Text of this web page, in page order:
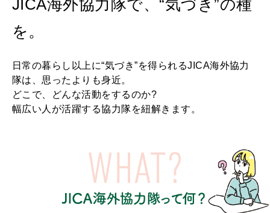
MAGAZINE
特集
2026年7月号「鎌倉 ローカルが 教えてくれた 本当の歩き方。」
2026年6月号「大銀座 トレンドが生まれる 新しい一流店へ。」
MAGAZINE MOOK
JICA海外協力隊で、“気づき”の種
を。
日常の暮らし以上に“気づき”を得られるJICA海外協力
隊は、思ったよりも身近。
どこで、どんな活動をするのか?
幅広い人が活躍する協力隊を紐解きます。